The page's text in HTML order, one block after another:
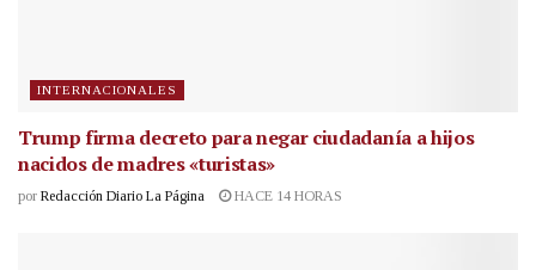
INTERNACIONALES
Trump firma decreto para negar ciudadanía a hijos
nacidos de madres «turistas»
por Redacción Diario La Página HACE 14 HORAS